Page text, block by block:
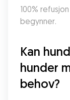
100%
begynner.
Kan
hunder
behov?